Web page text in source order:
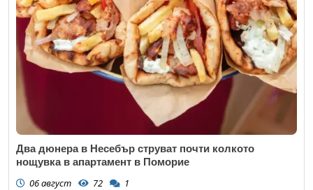
Два дюнера в Несебър струват почти колкото
нощувка в апартамент в Поморие
06 август 72 1